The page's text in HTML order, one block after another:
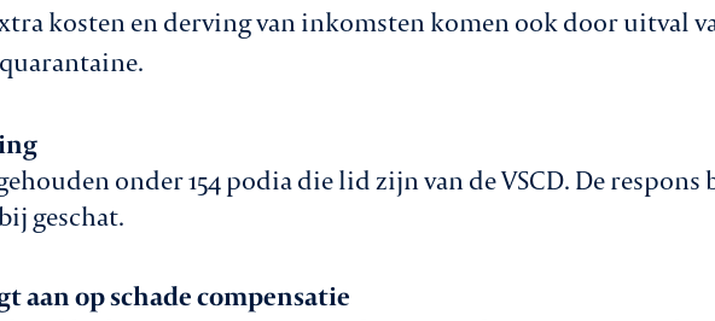
kosten en derving van inkomsten komen ook door uitval
onder 154 podia die lid zijn van de VSCD. De respons
geschat.
aan op schade compensatie